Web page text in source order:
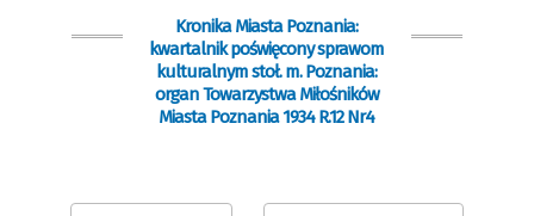
Kronika Miasta Poznania:
kwartalnik poświęcony sprawom
kulturalnym stoł. m. Poznania:
organ Towarzystwa Miłośników
Miasta Poznania 1934 R.12 Nr4